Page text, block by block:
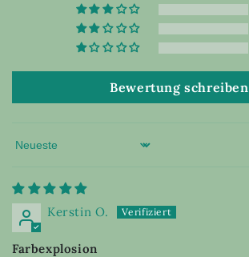
Bewertung schreiben
Sort by
Kerstin O.
Farbexplosion